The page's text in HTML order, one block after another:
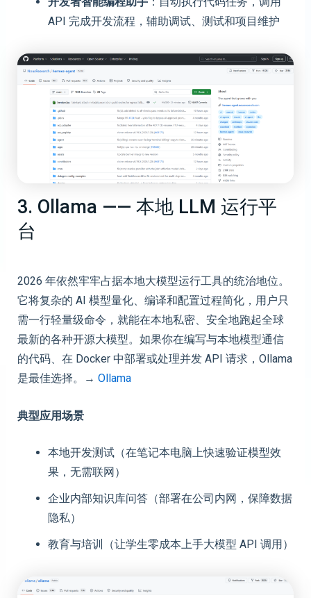
API 完成开发流程，辅助调试、测试和项目维护
3. Ollama —— 本地 LLM 运行平
台
2026 年依然牢牢占据本地大模型运行工具的统治地位。
它将复杂的 AI 模型量化、编译和配置过程简化，用户只
需一行轻量级命令，就能在本地私密、安全地跑起全球
最新的各种开源大模型。如果你在编写与本地模型通信
的代码、在 Docker 中部署或处理并发 API 请求，Ollama
是最佳选择。→ Ollama
典型应用场景
本地开发测试（在笔记本电脑上快速验证模型效
果，无需联网）
企业内部知识库问答（部署在公司内网，保障数据
隐私）
教育与培训（让学生零成本上手大模型 API 调用）